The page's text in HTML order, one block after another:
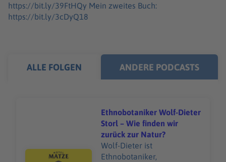
https://bit.ly/39FtHQy Mein zweites Buch:
https://bit.ly/3cDyQ18
ALLE FOLGEN ANDERE PODCASTS
Audiotitel - Ethnobotaniker Wolf-Dieter Storl – Wie
Ethnobotaniker Wolf-Dieter
Storl – Wie finden wir
zurück zur Natur?
Wolf-Dieter ist
Ethnobotaniker,